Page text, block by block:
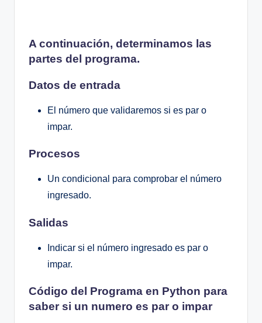
A continuación, determinamos las
partes del programa.
Datos de entrada
El número que validaremos si es par o
impar.
Procesos
Un condicional para comprobar el número
ingresado.
Salidas
Indicar si el número ingresado es par o
impar.
Código del Programa en Python para
saber si un numero es par o impar